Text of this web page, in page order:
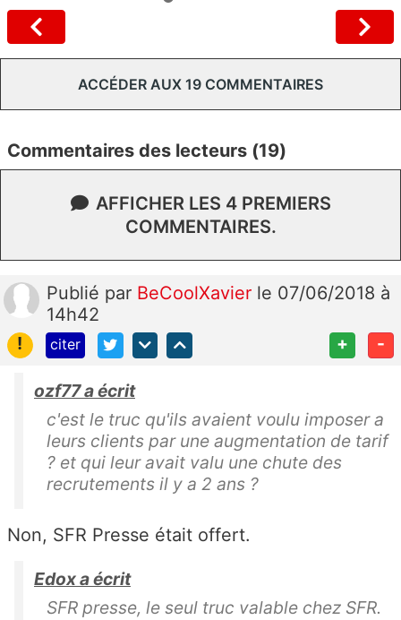
ACCÉDER AUX 19 COMMENTAIRES
Commentaires des lecteurs (19)
AFFICHER LES 4 PREMIERS
COMMENTAIRES.
Publié par BeCoolXavier le 07/06/2018 à
14h42
!
citer + -
ozf77 a écrit
c'est le truc qu'ils avaient voulu imposer a
leurs clients par une augmentation de tarif
? et qui leur avait valu une chute des
recrutements il y a 2 ans ?
Non, SFR Presse était offert.
Edox a écrit
SFR presse, le seul truc valable chez SFR.